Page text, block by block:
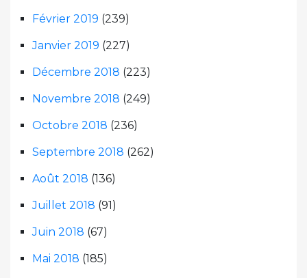
Février 2019 (239)
Janvier 2019 (227)
Décembre 2018 (223)
Novembre 2018 (249)
Octobre 2018 (236)
Septembre 2018 (262)
Août 2018 (136)
Juillet 2018 (91)
Juin 2018 (67)
Mai 2018 (185)